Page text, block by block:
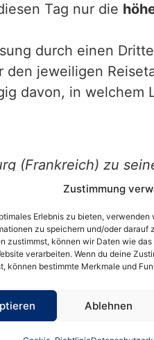
Zustimmung
Erlebnis zu bieten,
zu speichern und/oder darauf
zustimmst, können wir Daten wie
verarbeiten. Wenn du deine
können bestimmte Merkmale und
Ablehnen
Tag nur die
durch einen
jeweiligen
davon, in welchem
(Frankreich) zu
mehrtägigen
Anreisetag nach
€ zu kürzen.